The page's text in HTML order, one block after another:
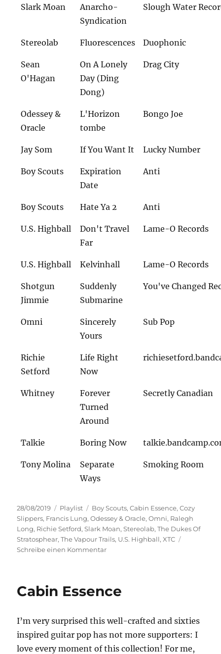
Slark Moan
Anarcho-
Syndication
Slough Water
Stereolab Fluorescences Duophonic
Sean
O'Hagan
On A Lonely
Day (Ding
Dong)
Drag City
Odessey &
Oracle
L'Horizon
tombe
Bongo Joe
Jay Som If You Want It Lucky Number
Boy Scouts
Expiration
Date
Anti
Boy Scouts Hate Ya 2 Anti
U.S. Highball
Don't Travel
Far
Lame-O Records
U.S. Highball Kelvinhall Lame-O Records
Shotgun
Jimmie
Suddenly
Submarine
You've Changed
Omni
Sincerely
Yours
Sub Pop
Richie
Setford
Life Right
Now
Whitney
Forever
Turned
Around
Secretly Canadian
Talkie Boring Now
Tony Molina
Separate
Ways
Smoking Room
Veröffentlicht
am
28/08/2019 Kategorien
Playlist Schlagwörter
Boy Scouts,Cabin Essence,Cozy
Slippers, Francis Lung,Odessey & Oracle,Omni, Ralegh
Long, Richie Setford,Slark Moan,Stereolab,The Dukes Of
Stratosphear,The Vapour Trails, U.S. Highball,XTC
Schreibe einen Kommentarzu
Cabin Essence
I’m very surprised this well-crafted and sixties
inspired guitar pop has not more supporters: I
love every moment of this collection! For me,